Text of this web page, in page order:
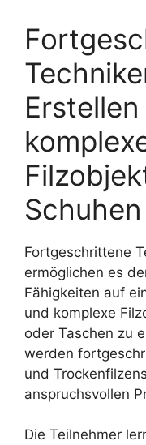
Fortgeschrittene
ermöglichen es
Fähigkeiten auf
und komplexe
oder Taschen zu
werden
und
anspruchsvollen
Die Teilnehmer